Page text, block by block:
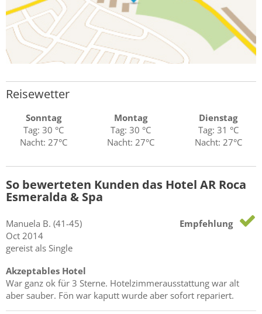
Reisewetter
Sonntag
Tag: 30 °C
Nacht: 27°C
Montag
Tag: 30 °C
Nacht: 27°C
Dienstag
Tag: 31 °C
Nacht: 27°C
So bewerteten Kunden das Hotel AR Roca
Esmeralda & Spa
Manuela B. (41-45)
Oct 2014
gereist als Single
Empfehlung
Akzeptables Hotel
War ganz ok für 3 Sterne. Hotelzimmerausstattung war alt
aber sauber. Fön war kaputt wurde aber sofort repariert.